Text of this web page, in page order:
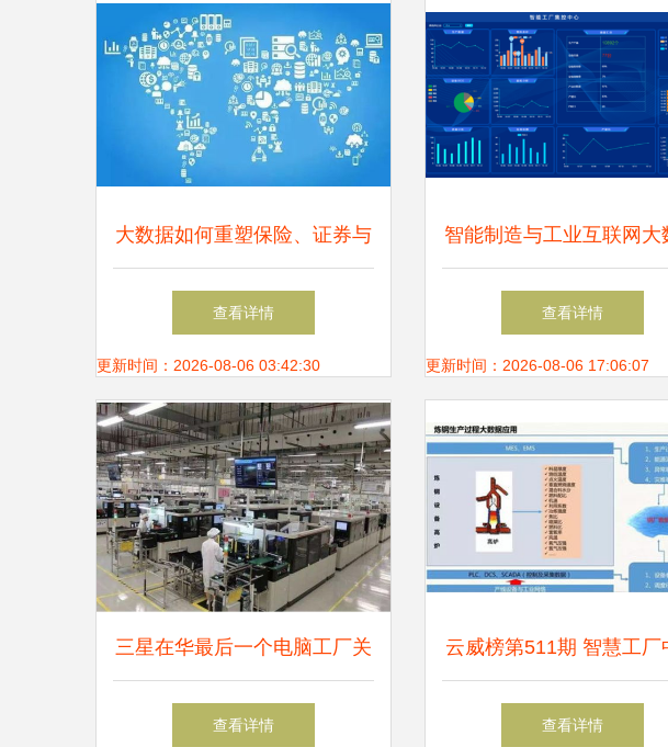
大数据如何重塑保险、证券与
信贷行业
查看详情
更新时间：2026-08-06 03:42:30
智能制造与工业互联网大
平台的融合与前景
查看详情
更新时间：2026-08-06 17:06:07
三星在华最后一个电脑工厂关
闭 中国产业升级的缩影
查看详情
云威榜第511期 智慧工厂
大数据解决方案
查看详情